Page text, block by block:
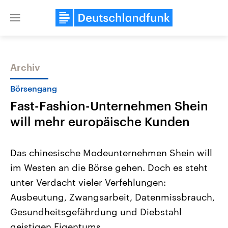
Close
Themen
Landtagswahl Sachsen-Anhalt
2026
Alle Informationen
Sachsen-Anhalt wählt am 6.
September 2026 einen neuen
Landtag. Seit 2021 wird das
Bundesland von einer Koalition aus
Aktuelle Beiträge,
Hintergründe
Wirtschaftlich und
gehören die Vereinigten
den mächtigsten Ländern
Archiv
Börsengang
Fast-Fashion-Unternehmen Shein
will mehr europäische Kunden
Das chinesische Modeunternehmen Shein will
im Westen an die Börse gehen. Doch es steht
unter Verdacht vieler Verfehlungen:
Ausbeutung, Zwangsarbeit, Datenmissbrauch,
Gesundheitsgefährdung und Diebstahl